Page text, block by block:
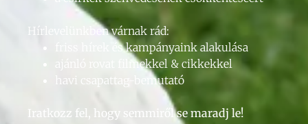
Hírlevelünkben várnak rád:
friss hírek és kampányaink alakulása
ajánló rovat filmekkel & cikkekkel
havi csapattag-bemutató
Iratkozz fel, hogy semmiről se maradj le!